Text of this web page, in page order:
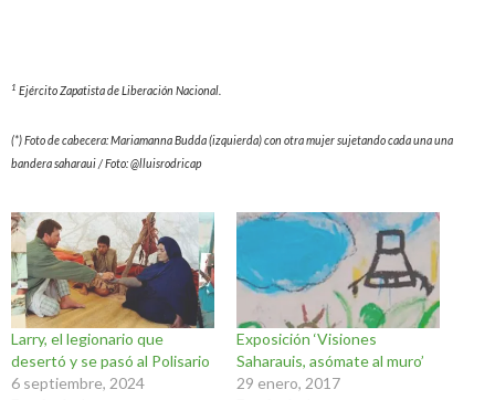
1 Ejército Zapatista de Liberación Nacional.
(*) Foto de cabecera: Mariamanna Budda (izquierda) con otra mujer sujetando cada una una
bandera saharaui / Foto: @lluisrodricap
Larry, el legionario que
desertó y se pasó al Polisario
6 septiembre, 2024
Exposición ‘Visiones
Saharauis, asómate al muro’
29 enero, 2017